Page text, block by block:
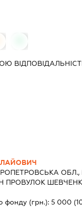
ОБЛ.,
ПРОВУЛОК
фонду (грн.): 5 000